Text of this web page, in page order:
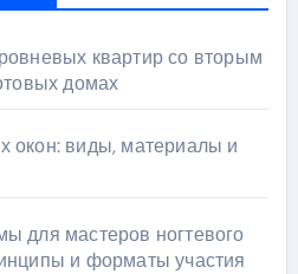
квартир со вторым
домах
окон: виды, материалы и
для мастеров ногтевого
и форматы участия